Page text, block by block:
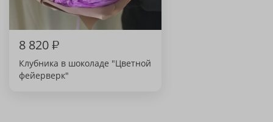
8 820₽
Клубника в шоколаде "Цветной
фейерверк"